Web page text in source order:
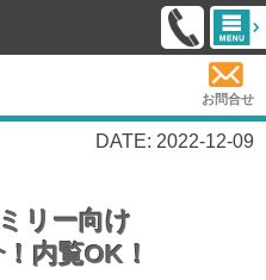
お問合せ
DATE: 2022-12-09
リー向け
内覧OK！